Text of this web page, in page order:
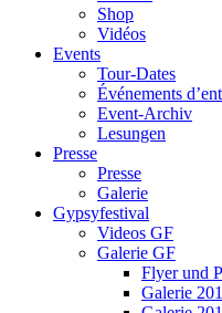
Shop
Vidéos
Events
Tour-Dates
Événements
Event-Archiv
Lesungen
Presse
Presse
Galerie
Gypsyfestival
Videos GF
Galerie GF
Flyer und
Galerie